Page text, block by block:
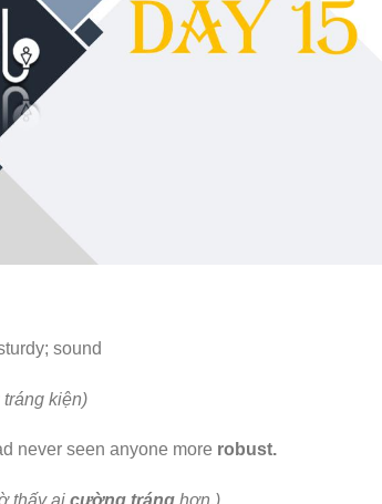
sound
kiện)
never seen anyone more robust.